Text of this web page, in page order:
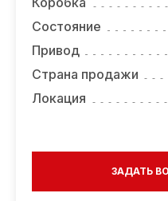
Состояние
Привод
Страна продажи
Локация
ЗАДАТЬ